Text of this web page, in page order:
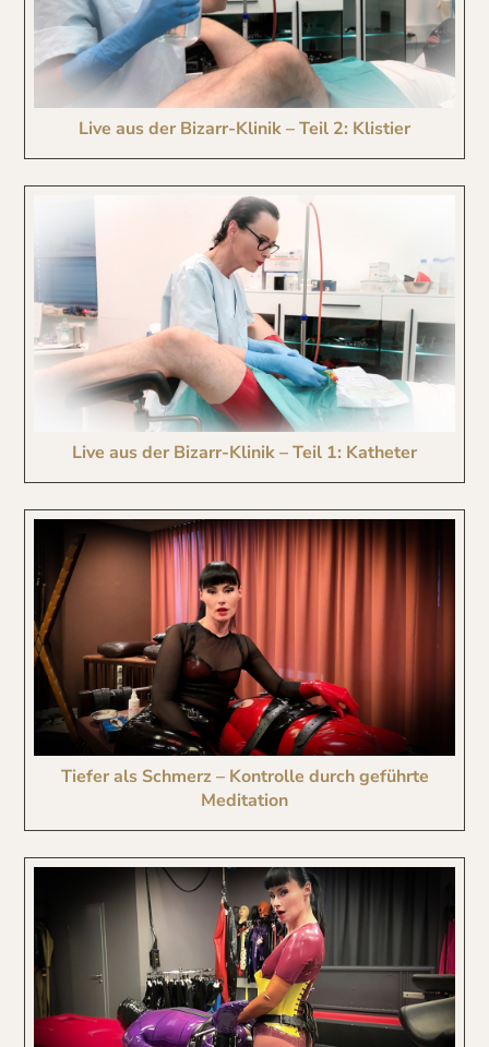
Live aus der Bizarr-Klinik – Teil 2: Klistier
Live aus der Bizarr-Klinik – Teil 1: Katheter
Tiefer als Schmerz – Kontrolle durch geführte
Meditation